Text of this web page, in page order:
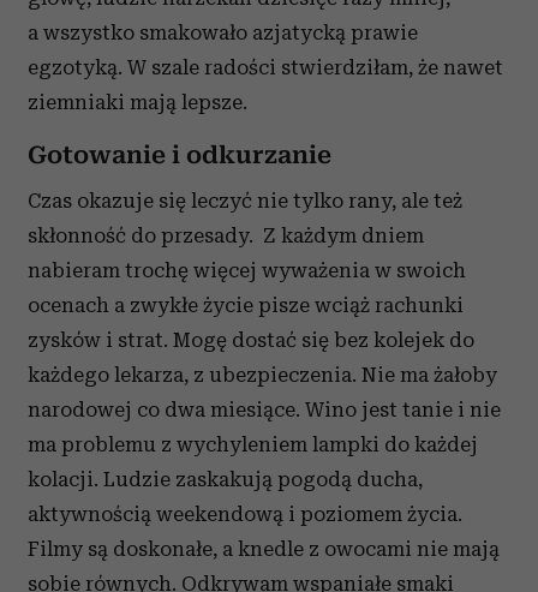
a wszystko smakowało azjatycką prawie
egzotyką. W szale radości stwierdziłam, że nawet
ziemniaki mają lepsze.
Gotowanie i odkurzanie
Czas okazuje się leczyć nie tylko rany, ale też
skłonność do przesady. Z każdym dniem
nabieram trochę więcej wyważenia w swoich
ocenach a zwykłe życie pisze wciąż rachunki
zysków i strat. Mogę dostać się bez kolejek do
każdego lekarza, z ubezpieczenia. Nie ma żałoby
narodowej co dwa miesiące. Wino jest tanie i nie
ma problemu z wychyleniem lampki do każdej
kolacji. Ludzie zaskakują pogodą ducha,
aktywnością weekendową i poziomem życia.
Filmy są doskonałe, a knedle z owocami nie mają
sobie równych. Odkrywam wspaniałe smaki